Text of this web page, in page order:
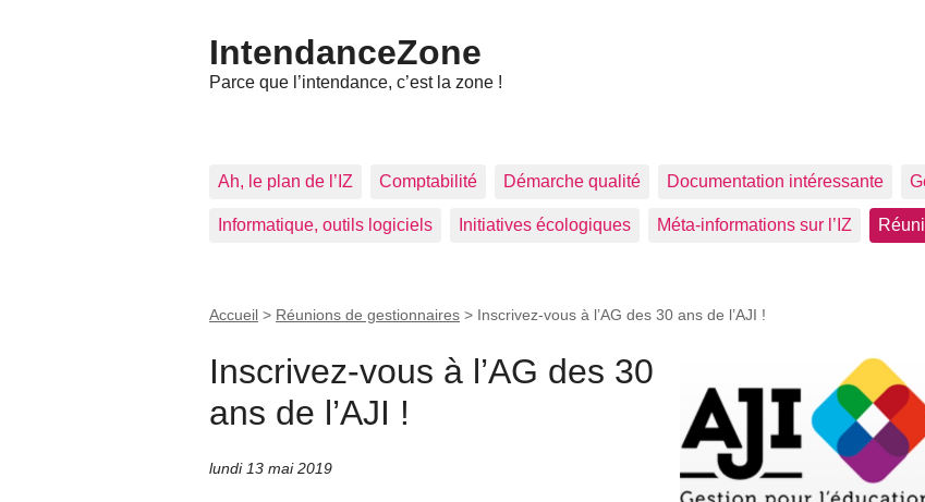
IntendanceZone
Parce que l’intendance, c’est la zone !
Ah, le plan de l’IZ Comptabilité Démarche qualité Documentation intéressante
Informatique, outils logiciels Initiatives écologiques Méta-informations sur l’IZ
Accueil > Réunions de gestionnaires > Inscrivez-vous à l’AG des 30 ans de l’AJI !
Inscrivez-vous à l’AG des 30
ans de l’AJI !
lundi 13 mai 2019